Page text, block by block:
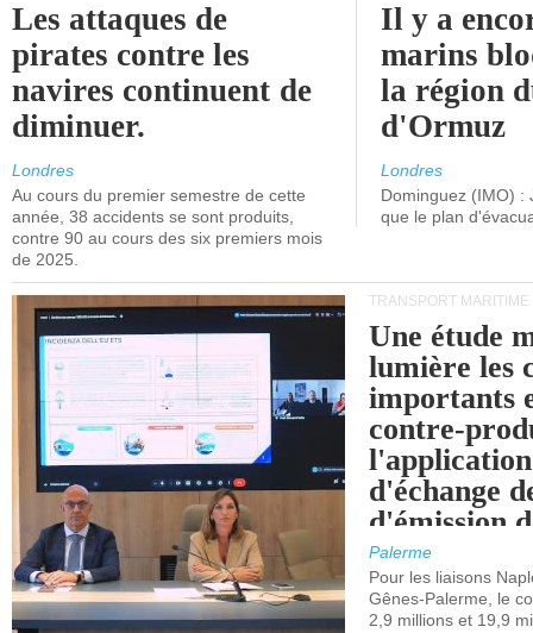
Les attaques de
pirates contre les
navires continuent de
diminuer.
Londres
Au cours du premier semestre de cette
année, 38 accidents se sont produits,
contre 90 au cours des six premiers mois
de 2025.
Il y a
marins
la région
d'Ormuz
Londres
Dominguez (IMO) :
que le plan
TRANSPORT MARITIME
Une étude
lumière les
importants
contre-
d'échange
d'émission
(SEQE-UE)
maritimes
occidentale.
Palerme
Pour les liaisons
Gênes-Palerme, le
2,9 millions et 19,9